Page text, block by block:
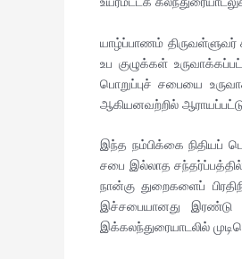
யாழ்ப்பாணம்
உப குழுக்கள்
பொறுப்புச் சபையை
ஆகியனவற்றில்
இந்த நம்பிக்கை நிதியப்
சபை இல்லாத
நான்கு துறைகளைப்
இச்சபையானது இரண்டு
இக்கலந்துரையாடலில்